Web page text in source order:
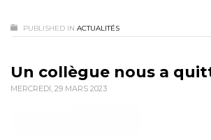
PUBLISHED IN ACTUALITÉS
Un collègue nous a
MERCREDI, 29 MARS 2023